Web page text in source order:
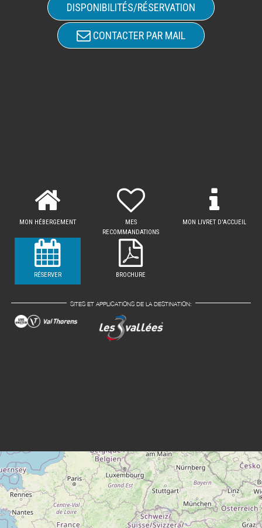
DISPONIBILITÉS/RÉSERVATION
CONTACTER PAR MAIL
MON HÉBERGEMENT
MES
RECOMMANDATIONS
MON LIVRET D'ACCUEIL
RÉSERVER BROCHURE
SITES ET APPLICATIONS DE LA DESTINATION: